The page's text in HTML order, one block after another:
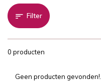
Filter
0 producten
Geen producten gevonden!...